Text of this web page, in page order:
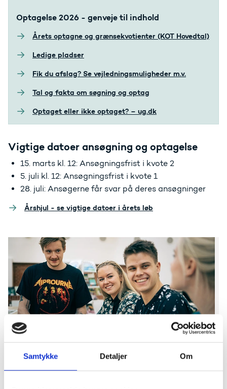
Samtykke Detaljer Om
Optagelse 2026 - genveje til indhold
Årets optagne og grænsekvotienter (KOT Hovedtal)
Ledige pladser
Fik du afslag? Se vejledningsmuligheder m.v.
Tal og fakta om søgning og optag
Optaget eller ikke optaget? – ug.dk
Vigtige datoer ansøgning og optagelse
15. marts kl. 12: Ansøgningsfrist i kvote 2
5. juli kl. 12: Ansøgningsfrist i kvote 1
28. juli: Ansøgerne får svar på deres ansøgninger
Årshjul - se vigtige datoer i årets løb
Optagelse
Guide til alt det praktiske du skal vide, når du søger
optagelse på en videregående uddannelse